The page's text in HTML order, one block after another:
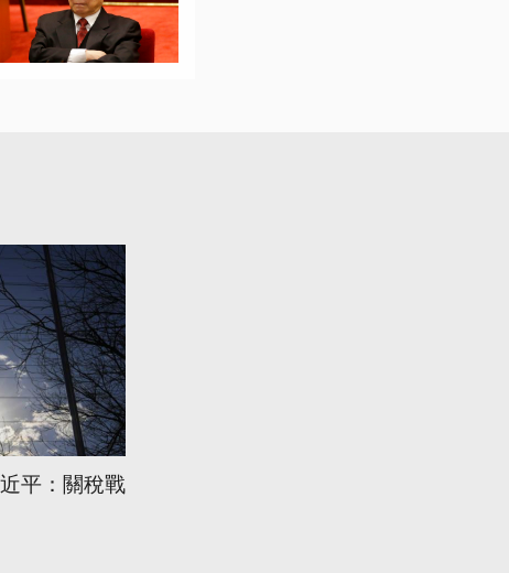
平：關稅戰